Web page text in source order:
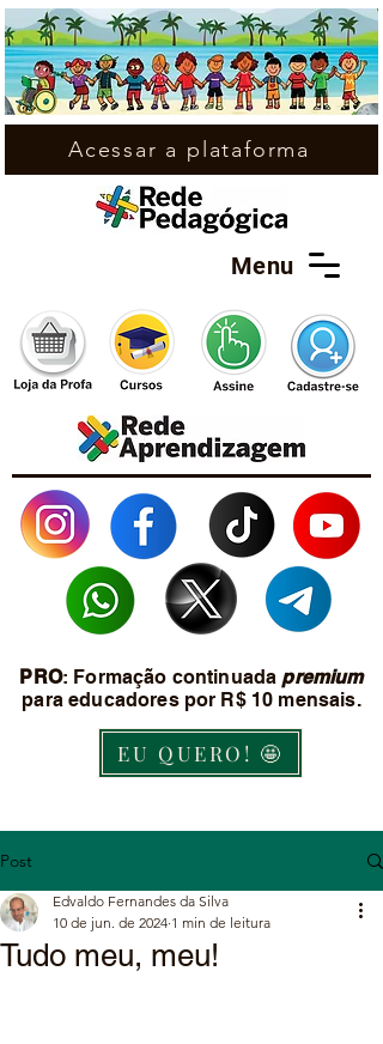
Menu
PRO: Formação continuada premium
para educadores por R$ 10 mensais.
EU QUERO! 🤩
Acessar a plataforma
Post
Tudo meu, meu!
Edvaldo Fernandes da Silva
10 de jun. de 2024 1 min de leitura